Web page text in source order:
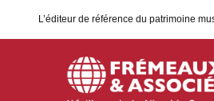
L’éditeur de référence du patrimoine